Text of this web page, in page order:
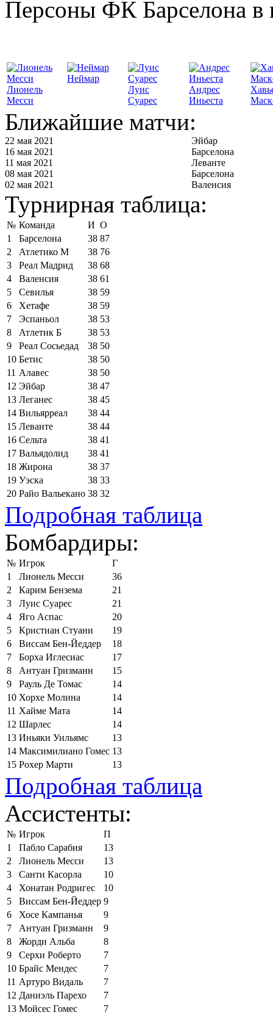
Персоны ФК Барселона в
Лионель
Месси
Неймар
Луис
Суарес
Андрес
Иньеста
Ближайшие матчи:
22 мая 2021
Эйбар
16 мая 2021
Барселона
11 мая 2021
Леванте
08 мая 2021
Барселона
02 мая 2021
Валенсия
Турнирная таблица:
№ Команда И О
1
Барселона 38 87
2
Атлетико М 38 76
3
Реал Мадрид 38 68
4
Валенсия 38 61
5
Севилья 38 59
6
Хетафе 38 59
7
Эспаньол 38 53
8
Атлетик Б 38 53
9
Реал Сосьедад 38 50
10 Бетис 38 50
11 Алавес 38 50
12 Эйбар 38 47
13 Леганес 38 45
14 Вильярреал 38 44
15 Леванте 38 44
16 Сельта 38 41
17 Вальядолид 38 41
18 Жирона 38 37
19 Уэска 38 33
20 Райо Вальекано 38 32
Подробная таблица
Бомбардиры:
№ Игрок
Г
1
Лионель Месси
36
2
Карим Бензема
21
3
Луис Суарес
21
4
Яго Аспас
20
5
Кристиан Стуани
19
6
Виссам Бен-Йеддер
18
7
Борха Иглесиас
17
8
Антуан Гризманн
15
9
Рауль Де Томас
14
10 Хорхе Молина
14
11 Хайме Мата
14
12 Шарлес
14
13 Иньяки Уильямс
13
14 Максимилиано Гомес 13
15 Рохер Марти 13
Подробная таблица
Ассистенты:
№ Игрок
П
1
Пабло Сарабия
13
2
Лионель Месси
13
3
Санти Касорла
10
4
Хонатан Родригес
10
5
Виссам Бен-Йеддер 9
6
Хосе Кампанья
9
7
Антуан Гризманн
9
8
Жорди Альба
8
9
Серхи Роберто
7
10 Брайс Мендес
7
11 Артуро Видаль
7
12 Даниэль Парехо
7
13 Мойсес Гомес
7